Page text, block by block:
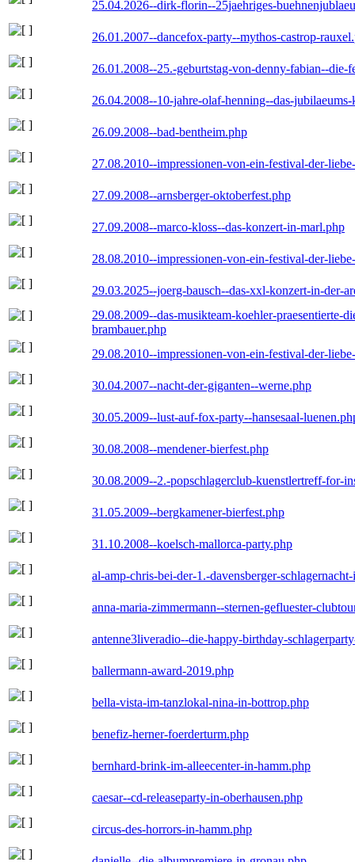
25.04.2026--dirk-florin--25jaehriges-
26.01.2007--dancefox-party--mythos-castrop-
26.01.2008--25.-geburtstag-von-denny-fabian--die-
26.04.2008--10-jahre-olaf-henning--das-
26.09.2008--bad-bentheim.php
27.08.2010--impressionen-von-ein-festival-der-
27.09.2008--arnsberger-oktoberfest.php
27.09.2008--marco-kloss--das-konzert-in-marl.php
28.08.2010--impressionen-von-ein-festival-der-
29.03.2025--joerg-bausch--das-xxl-konzert-in-der-
29.08.2009--das-musikteam-koehler-praesentierte-
brambauer.php
29.08.2010--impressionen-von-ein-festival-der-
30.04.2007--nacht-der-giganten--werne.php
30.05.2009--lust-auf-fox-party--hansesaal-
30.08.2008--mendener-bierfest.php
30.08.2009--2.-popschlagerclub-kuenstlertreff-for-
31.05.2009--bergkamener-bierfest.php
31.10.2008--koelsch-mallorca-party.php
al-amp-chris-bei-der-1.-davensberger-
anna-maria-zimmermann--sternen-gefluester-
antenne3liveradio--die-happy-birthday-
ballermann-award-2019.php
bella-vista-im-tanzlokal-nina-in-bottrop.php
benefiz-herner-foerderturm.php
bernhard-brink-im-alleecenter-in-hamm.php
caesar--cd-releaseparty-in-oberhausen.php
circus-des-horrors-in-hamm.php